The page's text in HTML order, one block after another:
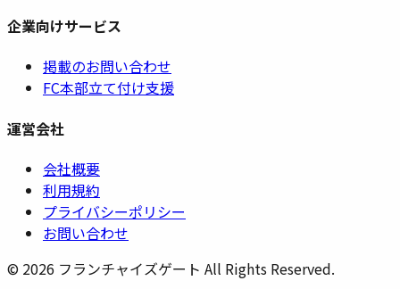
企業向けサービス
掲載のお問い合わせ
FC本部立て付け支援
運営会社
会社概要
利用規約
プライバシーポリシー
お問い合わせ
© 2026 フランチャイズゲート All Rights Reserved.